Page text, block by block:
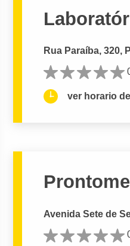
Rua Paraíba, 320,
ver horario
Avenida Sete de